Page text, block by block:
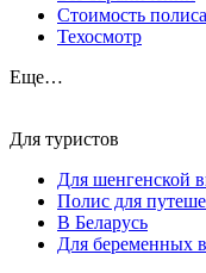
Стоимость
Техосмотр
Еще…
Для туристов
Для шенгенской
Полис для
В Беларусь
Для беременных